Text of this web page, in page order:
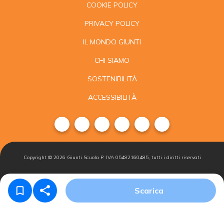
Scarica
COOKIE POLICY
PRIVACY POLICY
IL MONDO GIUNTI
CHI SIAMO
SOSTENIBILITÀ
ACCESSIBILITÀ
Copyright © 2026 Giunti Scuola P. IVA 05492160485, tutti i diritti riservati
Condizioni di
vendita
Gestisci i
Iscriviti alla
newsletter